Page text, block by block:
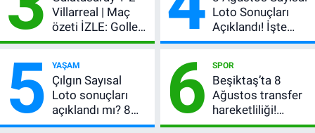
Villarreal | Maç
özeti İZLE: Goller
peş peşe geldi,
kırmızı kart gördü!
Loto Sonuçları
Açıklandı! İşte
Kazandıran 6
5 YAŞAM
Çılgın Sayısal
Loto sonuçları
açıklandı mı? 8
Ağustos 2026
6 SPOR
Beşiktaş’ta 8
Ağustos transfer
hareketliliği!
Yönetim 5 bölge